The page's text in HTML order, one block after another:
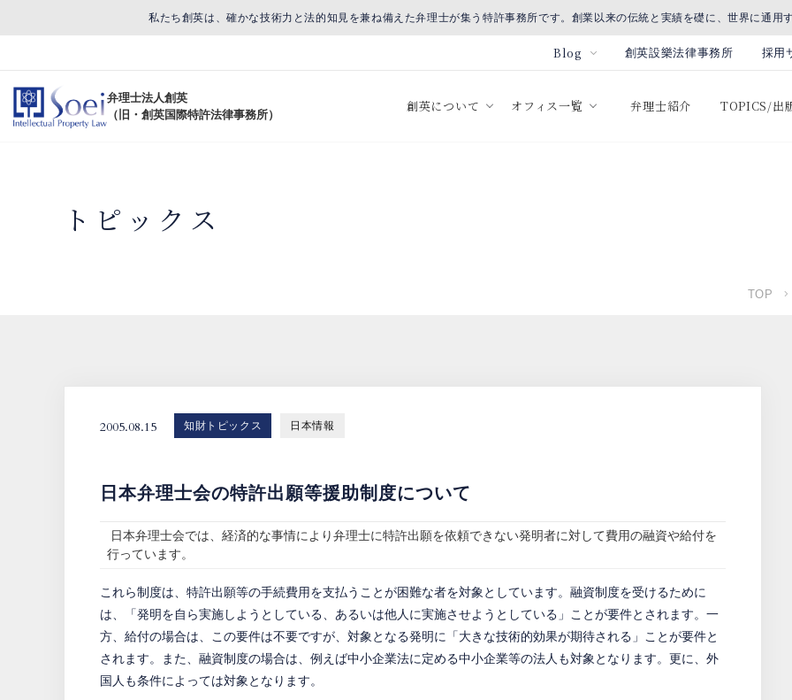
私たち創英は、確かな技術力と法的知見を兼ね備えた弁理士が集う特許事務所です。創業以来の伝統と実績を礎に、世界に通用
Blog 創英設樂法律事務所 採用
弁理士法人創英
（旧・創英国際特許法律事務所）
創英について オフィス一覧 弁理士紹介 TOPICS/出
トピックス
TOP
2005.08.15 知財トピックス 日本情報
日本弁理士会の特許出願等援助制度について
日本弁理士会では、経済的な事情により弁理士に特許出願を依頼できない発明者に対して費用の融資や給付を
行っています。
これら制度は、特許出願等の手続費用を支払うことが困難な者を対象としています。融資制度を受けるために
は、「発明を自ら実施しようとしている、あるいは他人に実施させようとしている」ことが要件とされます。一
方、給付の場合は、この要件は不要ですが、対象となる発明に「大きな技術的効果が期待される」ことが要件と
されます。また、融資制度の場合は、例えば中小企業法に定める中小企業等の法人も対象となります。更に、外
国人も条件によっては対象となります。